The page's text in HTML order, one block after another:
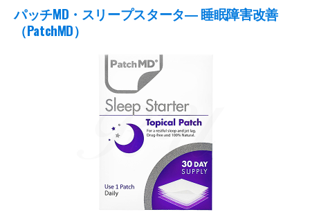
パッチMD・スリープスタータ― 睡眠障害改善
（PatchMD）